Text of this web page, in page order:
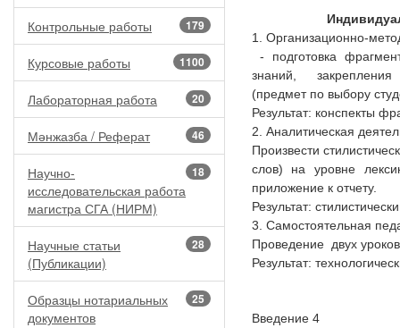
179
Контрольные работы
1100
Курсовые работы
20
Лабораторная работа
46
Мәнжазба / Реферат
18
Научно-
исследовательская работа
магистра СГА (НИРМ)
28
Научные статьи
(Публикации)
25
Образцы нотариальных
документов
1. Организационно-
- подготовка
знаний,
(предмет по выбору
Результат: конспекты
2. Аналитическая
Произвести
слов) на уровне
приложение к отчету.
Результат:
3. Самостоятельная
Проведение двух
Результат:
Введение 4